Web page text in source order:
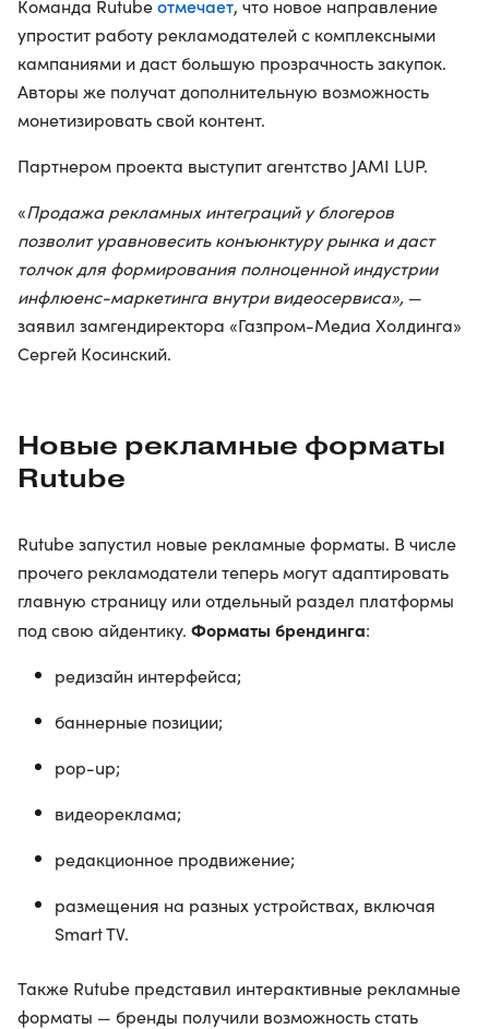
Команда Rutubeотмечает, что новое направление
упростит работу рекламодателей с комплексными
кампаниями и даст большую прозрачность закупок.
Авторы же получат дополнительную возможность
монетизировать свой контент.
Партнером проекта выступит агентство JAMI LUP.
«Продажа рекламных интеграций у блогеров
позволит уравновесить конъюнктуру рынка и даст
толчок для формирования полноценной индустрии
инфлюенс-маркетинга внутри видеосервиса», —
заявил замгендиректора «Газпром-Медиа Холдинга»
Сергей Косинский.
Новые рекламные форматы
Rutube
Rutube запустил новые рекламные форматы. В числе
прочего рекламодатели теперь могут адаптировать
главную страницу или отдельный раздел платформы
под свою айдентику. Форматы брендинга:
редизайн интерфейса;
баннерные позиции;
pop-up;
видеореклама;
редакционное продвижение;
размещения на разных устройствах, включая
Smart TV.
Также Rutube представил интерактивные рекламные
форматы — бренды получили возможность стать